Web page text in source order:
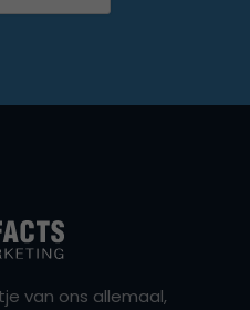
van ons allemaal,